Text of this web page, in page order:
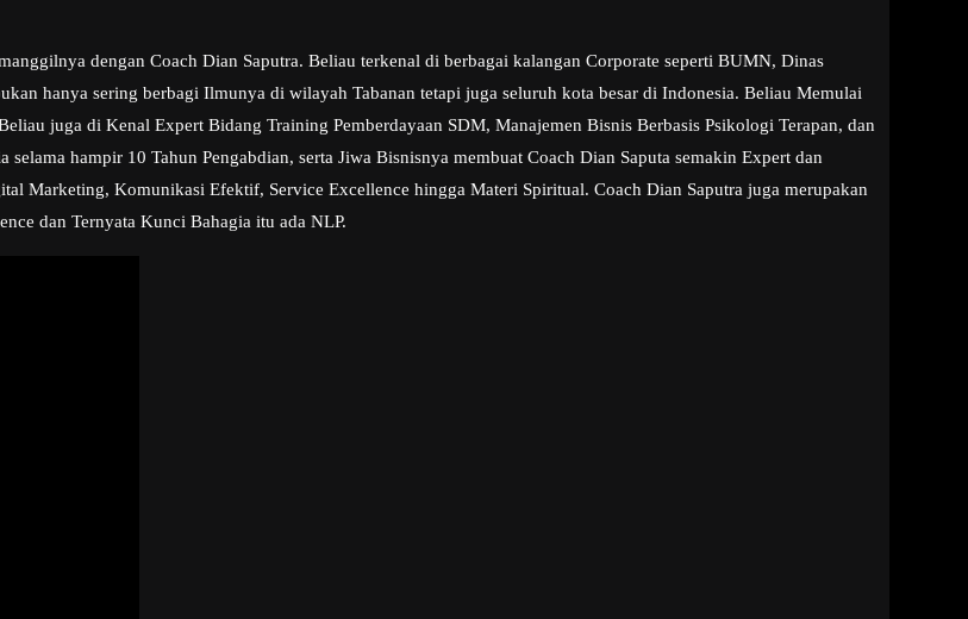
dengan Coach Dian Saputra. Beliau terkenal di berbagai kalangan Corporate seperti BUMN, Dinas
hanya sering berbagi Ilmunya di wilayah Tabanan tetapi juga seluruh kota besar di Indonesia. Beliau Memulai
juga di Kenal Expert Bidang Training Pemberdayaan SDM, Manajemen Bisnis Berbasis Psikologi Terapan, dan
hampir 10 Tahun Pengabdian, serta Jiwa Bisnisnya membuat Coach Dian Saputa semakin Expert dan
Marketing, Komunikasi Efektif, Service Excellence hingga Materi Spiritual. Coach Dian Saputra juga merupakan
dan Ternyata Kunci Bahagia itu ada NLP.